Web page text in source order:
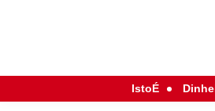
IstoÉ